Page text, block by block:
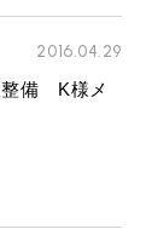
サービス工場
購入相談
2016.04.29
整備 K様メ